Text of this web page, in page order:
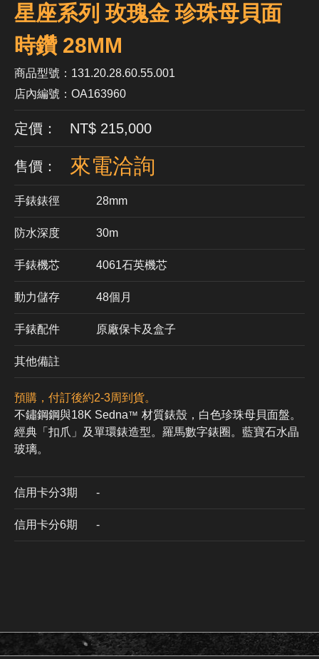
星座系列 玫瑰金 珍珠母貝面
時鑽 28MM
商品型號：131.20.28.60.55.001
店內編號：OA163960
定價： NT$ 215,000
售價： 來電洽詢
手錶錶徑 28mm
防水深度 30m
手錶機芯 ​4061石英機芯
動力儲存 48個月
手錶配件 原廠保卡及盒子
其他備註
預購，付訂後約2-3周到貨。
不鏽鋼鋼與18K Sedna™ 材質錶殼，白色珍珠母貝面盤。
經典「扣爪」及單環錶造型。羅馬數字錶圈。藍寶石水晶
玻璃。
信用卡分3期 ​-
信用卡分6期 -